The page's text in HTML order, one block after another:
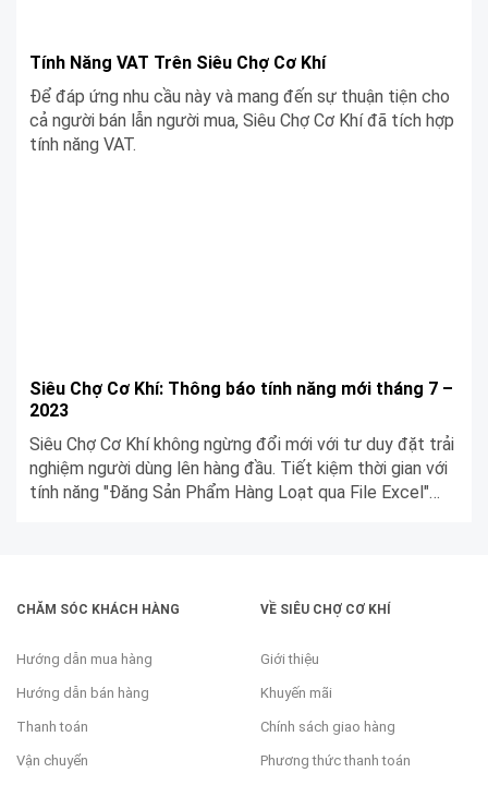
Tính Năng VAT Trên Siêu Chợ Cơ Khí
Để đáp ứng nhu cầu này và mang đến sự thuận tiện cho
cả người bán lẫn người mua, Siêu Chợ Cơ Khí đã tích hợp
tính năng VAT.
Siêu Chợ Cơ Khí: Thông báo tính năng mới tháng 7 –
2023
Siêu Chợ Cơ Khí không ngừng đổi mới với tư duy đặt trải
nghiệm người dùng lên hàng đầu. Tiết kiệm thời gian với
tính năng "Đăng Sản Phẩm Hàng Loạt qua File Excel"
CHĂM SÓC KHÁCH HÀNG
Hướng dẫn mua hàng
Hướng dẫn bán hàng
Thanh toán
Vận chuyển
VỀ SIÊU CHỢ CƠ KHÍ
Giới thiệu
Khuyến mãi
Chính sách giao hàng
Phương thức thanh toán